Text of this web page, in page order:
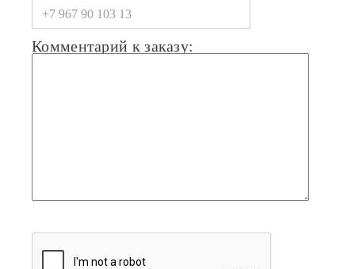
Комментарий к заказу: